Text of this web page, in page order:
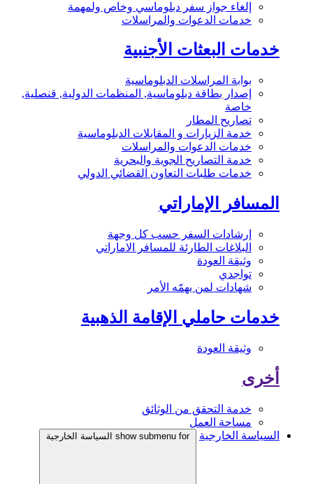
إلغاء جواز سفر دبلوماسي وخاص ولمهمة
خدمات الدعوات والمراسلات
خدمات البعثات الأجنبية
بوابة المراسلات الدبلوماسية
إصدار بطاقة دبلوماسية, المنظمات الدولية, قنصلية,
خاصة
تصاريح المطار
خدمة الزيارات و المقابلات الدبلوماسية
خدمات الدعوات والمراسلات
خدمة التصاريح الجوية والبحرية
خدمات طلبات التعاون القضائي الدولي
المسافر الإماراتي
إرشادات السفر حسب كل وجهة
البلاغات الطارئة للمسافر الاماراتي
وثيقة العودة
تواجدي
شهادات لمن يهمّه الأمر
خدمات حاملي الإقامة الذهبية
وثيقة العودة
أخرى
خدمة التحقق من الوثائق
مساحة العمل
السياسة الخارجية
show submenu for السياسة الخارجية